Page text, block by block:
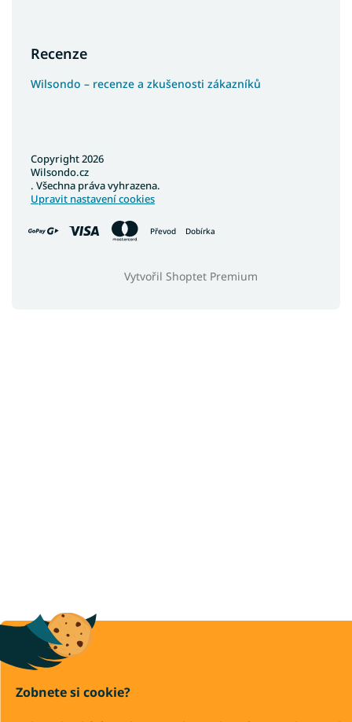
Zobnete si cookie?
Recenze
Wilsondo – recenze a zkušenosti zákazníků
Převod Dobírka
Vytvořil Shoptet Premium
Copyright 2026
Wilsondo.cz
. Všechna práva vyhrazena.
Upravit nastavení cookies